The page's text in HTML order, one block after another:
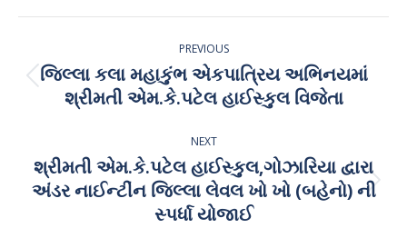
Facebook
X
PinterestLinkedIn
navigation
PREVIOUS
Previous
post:
જિલ્લા કલા મહાકુંભ એકપાત્રિય અભિનયમાં
શ્રીમતી એમ.કે.પટેલ હાઈસ્કુલ વિજેતા
NEXT
Next
post:
શ્રીમતી એમ.કે.પટેલ હાઈસ્કુલ,ગોઝારિયા દ્વારા
અંડર નાઈન્ટીંન જિલ્લા લેવલ ખો ખો (બહેનો) ની
સ્પર્ધા યોજાઈ